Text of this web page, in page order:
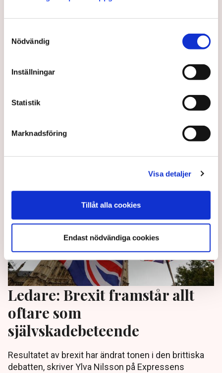
Nödvändig
Inställningar
Statistik
Marknadsföring
Visa detaljer
Tillåt alla cookies
Endast nödvändiga cookies
Kablar i havet ska skyddas
mot sabotage
Östersjön.
Ledare: Brexit framstår allt
oftare som
självskadebeteende
Resultatet av brexit har ändrat tonen i den brittiska
debatten, skriver Ylva Nilsson på Expressens